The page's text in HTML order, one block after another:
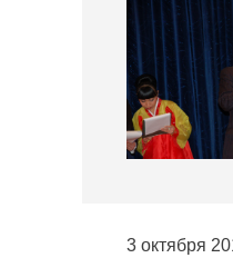
3 октября